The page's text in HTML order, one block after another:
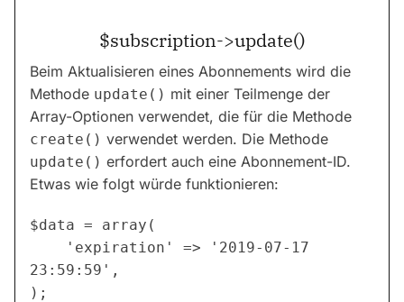
$subscription->update()
Beim Aktualisieren eines Abonnements wird die
Methode update() mit einer Teilmenge der
Array-Optionen verwendet, die für die Methode
create() verwendet werden. Die Methode
update() erfordert auch eine Abonnement-ID.
Etwas wie folgt würde funktionieren:
$data = array(
23:59:59',
);